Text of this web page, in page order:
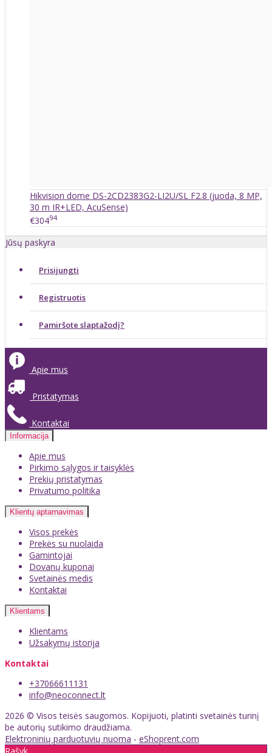
Hikvision dome DS-2CD2383G2-LI2U/SL F2.8 (juoda, 8 MP,
30 m IR+LED, AcuSense)
€30494
Jūsų paskyra
Prisijungti
Registruotis
Pamiršote slaptažodį?
Apie mus
Pristatymas
Kontaktai
Informacija
Apie mus
Pirkimo sąlygos ir taisyklės
Prekių pristatymas
Privatumo politika
Klientų aptarnavimas
Visos prekės
Prekės su nuolaida
Gamintojai
Dovanų kuponai
Svetainės medis
Kontaktai
Klientams
Klientams
Užsakymų istorija
Kontaktai
+37066611131
info@neoconnect.lt
2026 © Visos teisės saugomos. Kopijuoti, platinti svetainės turinį
be autorių sutikimo draudžiama.
Elektroninių parduotuvių nuoma - eShoprent.com